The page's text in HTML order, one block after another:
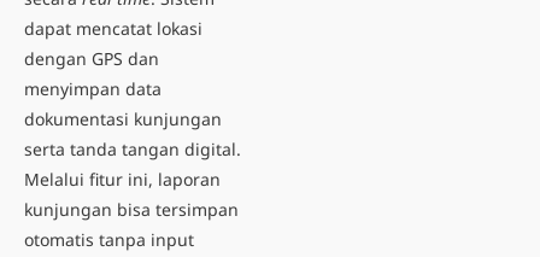
dapat mencatat lokasi
dengan GPS dan
menyimpan data
dokumentasi kunjungan
serta tanda tangan digital.
Melalui fitur ini, laporan
kunjungan bisa tersimpan
otomatis tanpa input